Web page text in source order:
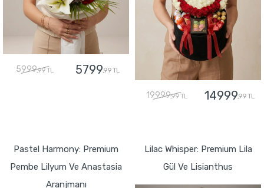
5999,99 TL 5799,99 TL
19999,99 TL 14999,99 TL
Pastel Harmony: Premium
Pembe Lilyum Ve Anastasia
Aranjmanı
Lilac Whisper: Premium Lila
Gül Ve Lisianthus